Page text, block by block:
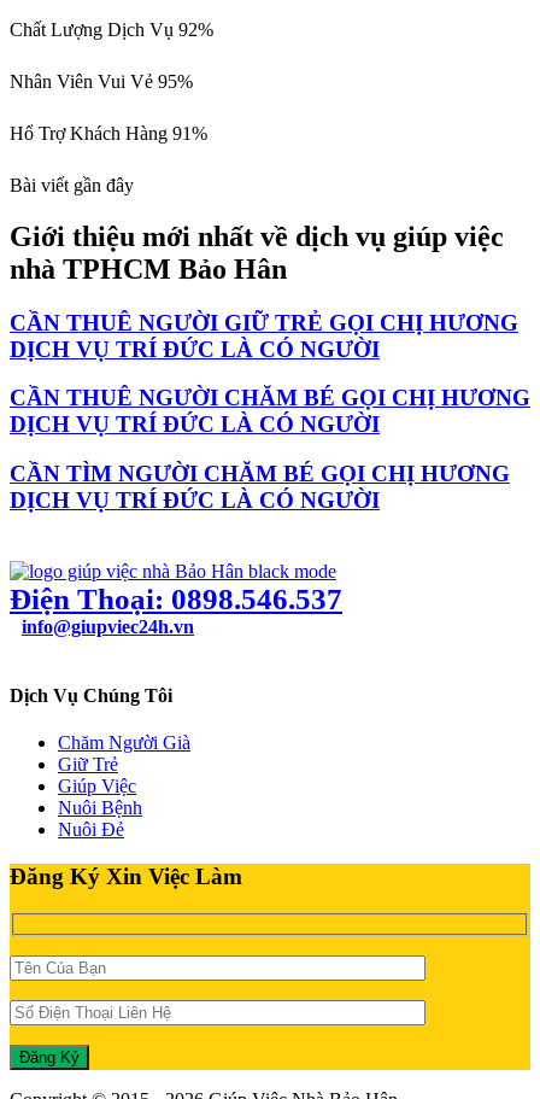
Chất Lượng Dịch Vụ 92%
Nhân Viên Vui Vẻ 95%
Hổ Trợ Khách Hàng 91%
Bài viết gần đây
Giới thiệu mới nhất về dịch vụ giúp việc
nhà TPHCM Bảo Hân
CẦN THUÊ NGƯỜI GIỮ TRẺ GỌI CHỊ HƯƠNG
DỊCH VỤ TRÍ ĐỨC LÀ CÓ NGƯỜI
CẦN THUÊ NGƯỜI CHĂM BÉ GỌI CHỊ HƯƠNG
DỊCH VỤ TRÍ ĐỨC LÀ CÓ NGƯỜI
CẦN TÌM NGƯỜI CHĂM BÉ GỌI CHỊ HƯƠNG
DỊCH VỤ TRÍ ĐỨC LÀ CÓ NGƯỜI
Điện Thoại: 0898.546.537
info@giupviec24h.vn
Dịch Vụ Chúng Tôi
Chăm Người Già
Giữ Trẻ
Giúp Việc
Nuôi Bệnh
Nuôi Đẻ
Đăng Ký Xin Việc Làm
Đăng Ký